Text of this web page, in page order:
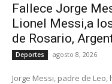
Fallece Jorge
Lionel Messi,a
de Rosario,
Deportes agosto 8, 2026
Jorge Messi, padre de